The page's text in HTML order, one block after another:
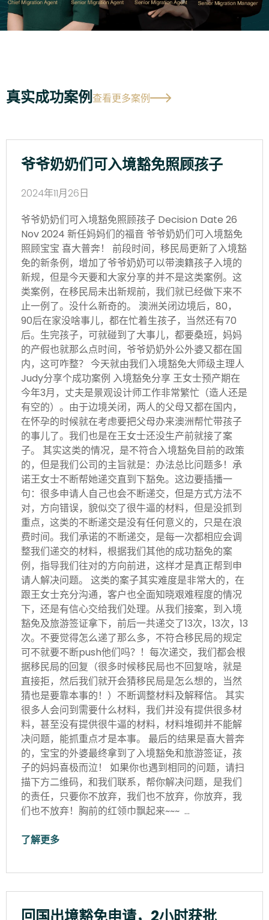
真实成功案例查看更多案例
爷爷奶奶们可入境豁免照顾孩子
2024年11月26日
爷爷奶奶们可入境豁免照顾孩子 Decision Date 26
Nov 2024 新任妈妈们的福音 爷爷奶奶们可入境豁免
照顾宝宝 喜大普奔！ 前段时间，移民局更新了入境豁
免的新条例，增加了爷爷奶奶可以带澳籍孩子入境的
新规，但是今天要和大家分享的并不是这类案例。这
类案例，在移民局未出新规前，我们就已经做下来不
止一例了。没什么新奇的。 澳洲关闭边境后，80，
90后在家没啥事儿，都在忙着生孩子，当然还有70
后。生完孩子，可就碰到了大事儿，都要桑班，妈妈
的产假也就那么点时间，爷爷奶奶外公外婆又都在国
内，这可咋整？ 今天就由我们入境豁免大师级主理人
Judy分享个成功案例 入境豁免分享 王女士预产期在
今年3月，丈夫是景观设计师工作非常繁忙（造人还是
有空的）。由于边境关闭，两人的父母又都在国内，
在怀孕的时候就在考虑要把父母办来澳洲帮忙带孩子
的事儿了。我们也是在王女士还没生产前就接了案
子。 其实这类的情况，是不符合入境豁免目前的政策
的，但是我们公司的主旨就是：办法总比问题多！承
诺王女士不断帮她递交直到下豁免。这边要插播一
句：很多申请人自己也会不断递交，但是方式方法不
对，方向错误，貌似交了很牛逼的材料，但是没抓到
重点，这类的不断递交是没有任何意义的，只是在浪
费时间。我们承诺的不断递交，是每一次都相应会调
整我们递交的材料，根据我们其他的成功豁免的案
例，指导我们往对的方向前进，这样才是真正帮到申
请人解决问题。 这类的案子其实难度是非常大的，在
跟王女士充分沟通，客户也全面知晓艰难程度的情况
下，还是有信心交给我们处理。从我们接案，到入境
豁免及旅游签证拿下，前后一共递交了13次，13次，13
次。不要觉得怎么递了那么多，不符合移民局的规定
可不就要不断push他们吗？！每次递交，我们都会根
据移民局的回复（很多时候移民局也不回复啥，就是
直接拒，然后我们就开会猜移民局是怎么想的，当然
猜也是要靠本事的！）不断调整材料及解释信。 其实
很多人会问到需要什么材料，我们并没有提供很多材
料，甚至没有提供很牛逼的材料，材料堆砌并不能解
决问题，能抓重点才是本事。 最后的结果是喜大普奔
的，宝宝的外婆最终拿到了入境豁免和旅游签证，孩
子的妈妈喜极而泣！ 如果你也遇到相同的问题，请扫
描下方二维码，和我们联系，帮你解决问题，是我们
的责任，只要你不放弃，我们也不放弃，你放弃，我
们也不放弃！胸前的红领巾飘起来~~~ …
了解更多